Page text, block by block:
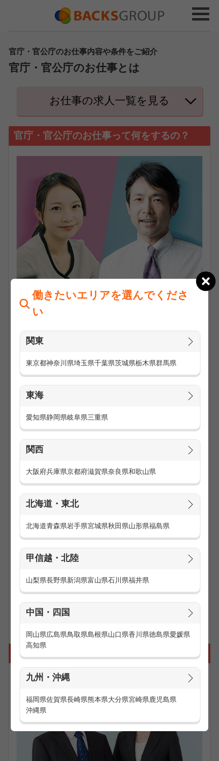
働きたいエリアを選んでくださ
い
関東
東京都神奈川県埼玉県千葉県茨城県栃木県群馬県
東海
愛知県静岡県岐阜県三重県
関西
大阪府兵庫県京都府滋賀県奈良県和歌山県
北海道・東北
北海道青森県岩手県宮城県秋田県山形県福島県
甲信越・北陸
山梨県長野県新潟県富山県石川県福井県
中国・四国
岡山県広島県鳥取県島根県山口県香川県徳島県愛媛県
高知県
九州・沖縄
福岡県佐賀県長崎県熊本県大分県宮崎県 鹿児島県
沖縄県
官庁・官公庁のお仕事内容や条件をご紹介
官庁・官公庁のお仕事とは
お仕事の求人一覧を見る
官庁・官公庁のお仕事って何をするの？
官公庁のお仕事は、官庁や地方公共団体（区役所、市役所、
入力などの事務や受付、コールセンター、訪問のお仕事があ
ります。具体的なお仕事の内容についてご紹介していきま
■官庁・官公庁、または区役所や市役所でのオフィスワーク
署、消防署、税務署など）で、書類確認やデータ入力、窓口
の受付・電話応対をします。
■国民年金のコールセンター
リストを基に電話をし、制度の説明や納付（お支払）依頼、
手続きのご案内をします。簡単なデータ入力も行います。
※国民年金のお仕事は日本年金機構より受託しています。
■国民年金のご案内
リストを基に自宅を訪問し、支払免除や納付（お支払）の依
頼をします。
※国民年金のお仕事は日本年金機構より受託しています。
■国民健康保険のご案内
リストを基に自宅へ訪問し、健康保険制度やお支払方法のご
リストを基に自宅へ訪問し、公共放送の受信料契約の手続き
お仕事の求人一覧を見る
官庁・官公庁で働くのに向いている人は？